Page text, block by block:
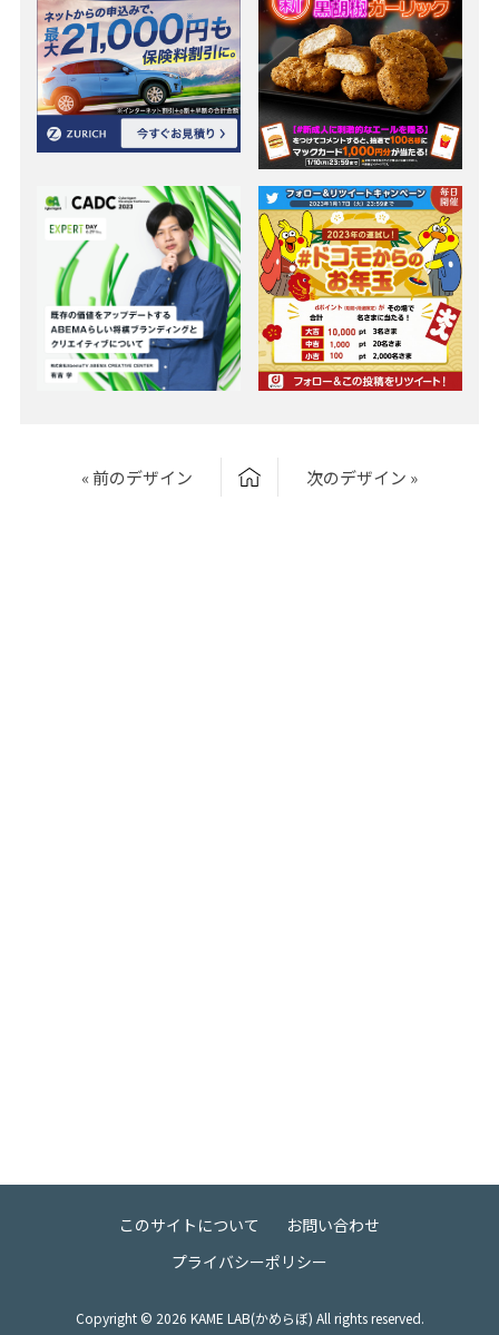
« 前のデザイン 次のデザイン »
このサイトについて
お問い合わせ
プライバシーポリシー
Copyright © 2026 KAME LAB(かめらぼ) All rights reserved.